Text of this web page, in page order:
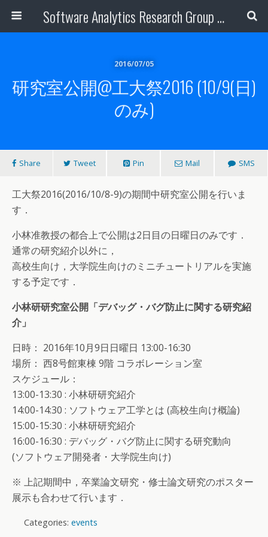
Software Analytics Research Group -- 東京科学大学 情報理工学院 小林研
2016/07/05
研究室公開@工大祭2016 (10/9(日)
のみ)
Share Tweet Pin Mail SMS
工大祭2016(2016/10/8-9)の期間中研究室公開を行いま
す．
小林准教授の都合上で公開は2日目の日曜日のみです．
通常の研究紹介以外に，
高校生向け，大学院生向けのミニチュートリアルを実施
する予定です．
小林研研究室公開「デバッグ・バグ防止に関する研究紹
介」
日時： 2016年10月9日日曜日 13:00-16:30
場所： 西8号館東棟 9階 コラボレーション室
スケジュール：
13:00-13:30 : 小林研研究紹介
14:00-14:30 : ソフトウェア工学とは (高校生向け概論)
15:00-15:30 : 小林研研究紹介
16:00-16:30 : デバッグ・バグ防止に関する研究動向
(ソフトウェア開発者・大学院生向け)
※ 上記期間中，卒業論文研究・修士論文研究のポスター
展示も合わせて行います．
Categories: events